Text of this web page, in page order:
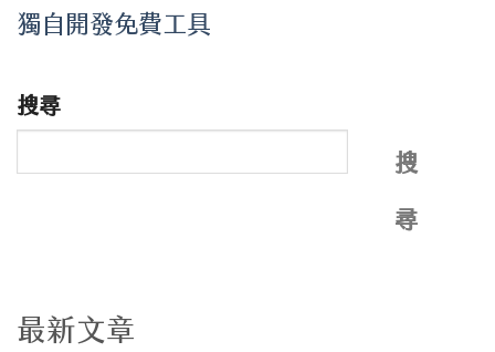
獨自開發免費工具
搜尋
搜
尋
最新文章